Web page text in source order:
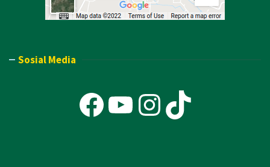
Sosial Media
Facebook
YouTube
TikTok